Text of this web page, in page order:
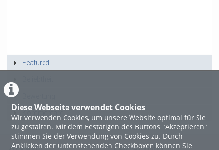
Diese Webseite verwendet Cookies
Wir verwenden Cookies, um unsere Website optimal für Sie
zu gestalten. Mit dem Bestätigen des Buttons "Akzeptieren"
stimmen Sie der Verwendung von Cookies zu. Durch
Anklicken der untenstehenden Checkboxen können Sie
Featured
Kommentare